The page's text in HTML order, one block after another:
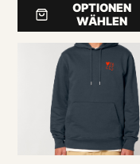
OPTIONEN
WÄHLEN